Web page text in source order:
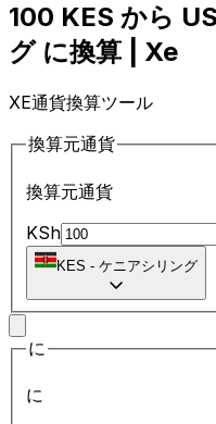
100 KES から
グ に換算 | Xe
XE通貨換算ツール
換算元通貨
換算元通貨
KSh
KES - ケニアシリング
に
に